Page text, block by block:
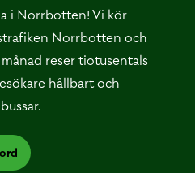
i Norrbotten! Vi kör
Norrbotten och
månad reser tiotusentals
hållbart och